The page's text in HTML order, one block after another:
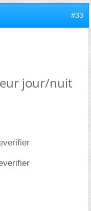
#33
jour/nuit